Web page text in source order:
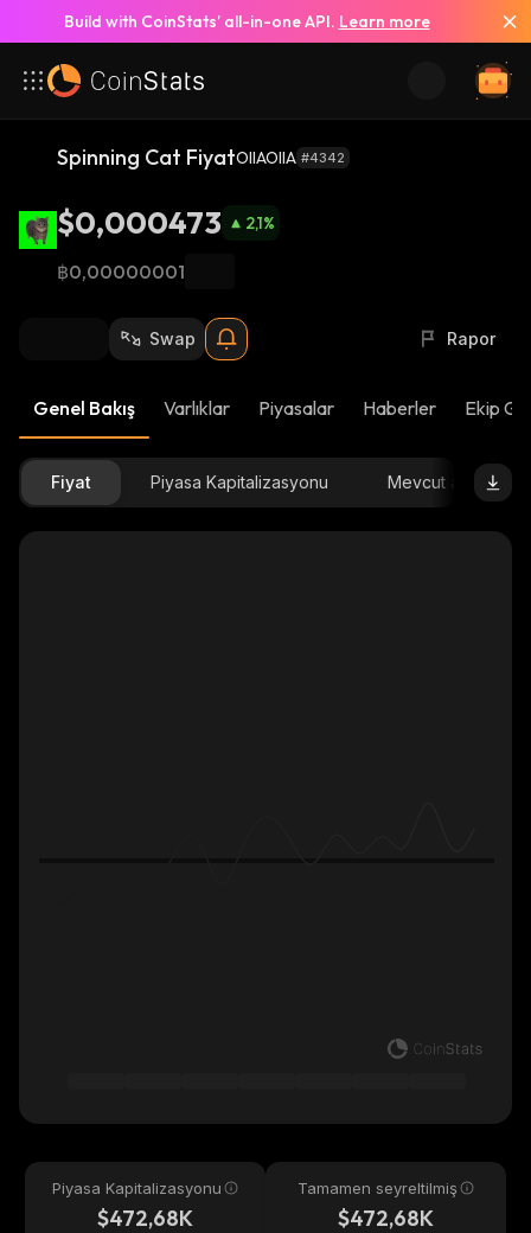
Build with CoinStats’ all-in-one API. Learn more
Spinning Cat FiyatOIIAOIIA #4342
$0,000473 2,1%
฿0,00000001
Swap Rapor
Genel Bakış Varlıklar Piyasalar Haberler Ekip
Fiyat Piyasa Kapitalizasyonu Mevcut arz
Piyasa Kapitalizasyonu
$472,68K
Tamamen seyreltilmiş
$472,68K